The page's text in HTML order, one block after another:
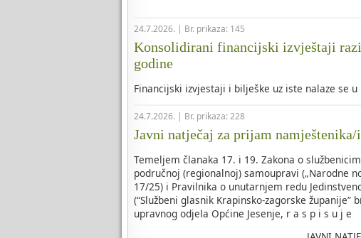
24.7.2026. | Br. prikaza: 145
Konsolidirani financijski izvještaji
godine
Financijski izvjestaji i bilješke uz iste nalaze se u
24.7.2026. | Br. prikaza: 228
Javni natječaj za prijam
Temeljem članaka 17. i 19. Zakona o
područnoj (regionalnoj) samoupravi („Narodne
17/25) i Pravilnika o unutarnjem redu
(“Službeni glasnik Krapinsko-zagorske županije”
upravnog odjela Općine Jesenje, r a s p i s u j e